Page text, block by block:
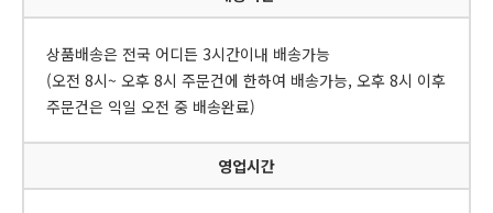
상품배송은 전국 어디든 3시간이내 배송가능
(오전 8시~ 오후 8시 주문건에 한하여 배송가능, 오후 8시 이후
주문건은 익일 오전 중 배송완료)
영업시간